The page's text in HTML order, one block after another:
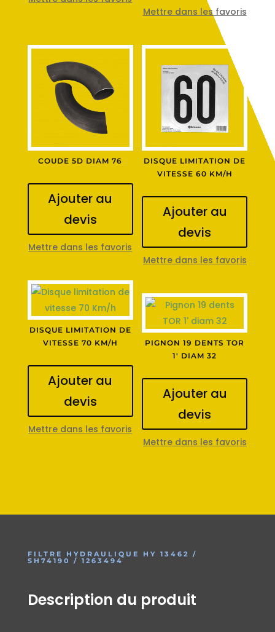
Mettre dans les favoris
COUDE 5D DIAM 76
Ajouter au
devis
Mettre dans les favoris
DISQUE LIMITATION DE
VITESSE 60 KM/H
Ajouter au
devis
Mettre dans les favoris
DISQUE LIMITATION DE
VITESSE 70 KM/H
Ajouter au
devis
Mettre dans les favoris
PIGNON 19 DENTS TOR
1′ DIAM 32
Ajouter au
devis
Mettre dans les favoris
FILTRE HYDRAULIQUE HY 13462 /
SH74190 / 1263494
Description du produit